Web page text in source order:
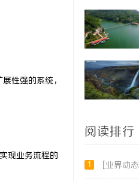
性强的系统，
现业务流程的
阅读排行
1 [业界动态]